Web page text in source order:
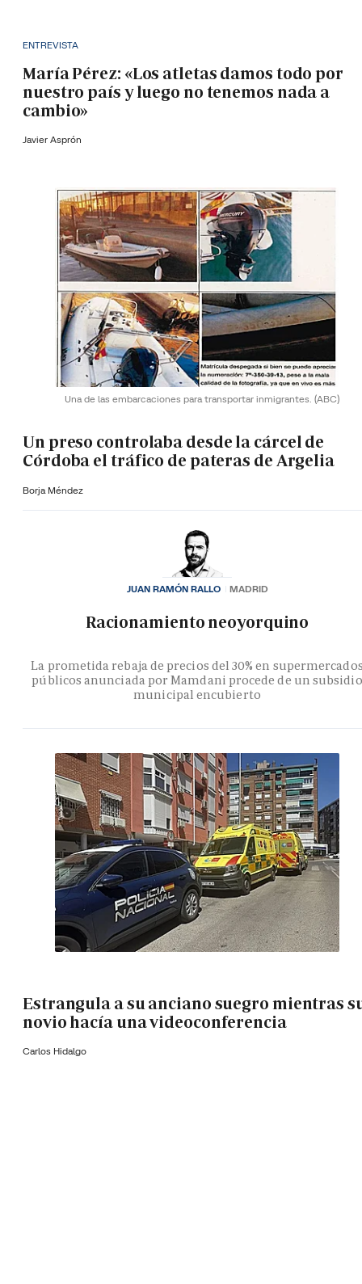
ENTREVISTA
María Pérez: «Los atletas damos todo por
nuestro país y luego no tenemos nada a
cambio»
Javier Asprón
Una de las embarcaciones para transportar inmigrantes. (ABC)
Un preso controlaba desde la cárcel de
Córdoba el tráfico de pateras de Argelia
Borja Méndez
Racionamiento neoyorquino
La prometida rebaja de precios del 30% en
públicos anunciada por Mamdani procede de un subsidio
municipal encubierto
JUAN RAMÓN RALLO MADRID
Estrangula a su anciano suegro mientras
novio hacía una videoconferencia
Carlos Hidalgo